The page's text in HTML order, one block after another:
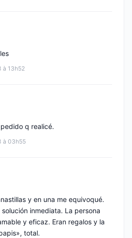
à 13h52
à 03h55
q realicé.
y en una me equivoqué.
inmediata. La persona
y eficaz. Eran regalos y la
total.